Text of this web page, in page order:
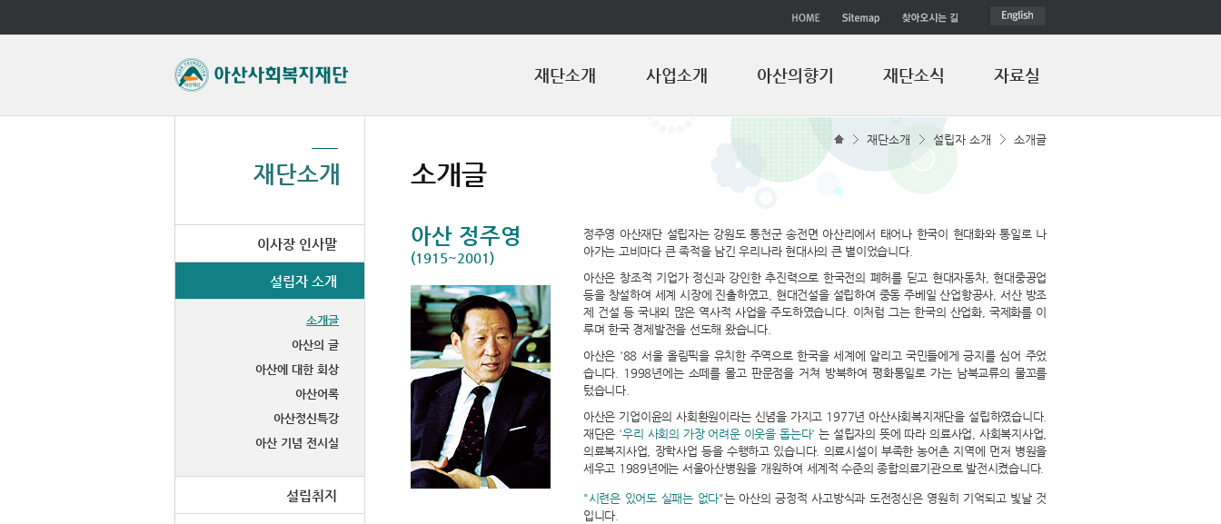
재단소개 사업소개 아산의향기 재단소식 자료실
재단소개 설립자 소개 소개글
재단소개
이사장 인사말
설립자 소개
소개글
아산의 글
아산에 대한 회상
아산어록
아산정신특강
아산 기념 전시실
설립취지
소개글
아산 정주영
(1915~2001)
정주영 아산재단 설립자는 강원도 통천군 송전면 아산리에서 태어나 한국이 현대화와 통일로 나
아가는 고비마다 큰 족적을 남긴 우리나라 현대사의 큰 별이었습니다.
아산은 창조적 기업가 정신과 강인한 추진력으로 한국전의 폐허를 딛고 현대자동차, 현대중공업
등을 창설하여 세계 시장에 진출하였고, 현대건설을 설립하여 중동 주베일 산업항공사, 서산 방조
제 건설 등 국내외 많은 역사적 사업을 주도하였습니다. 이처럼 그는 한국의 산업화, 국제화를 이
루며 한국 경제발전을 선도해 왔습니다.
아산은 '88 서울 올림픽을 유치한 주역으로 한국을 세계에 알리고 국민들에게 긍지를 심어 주었
습니다. 1998년에는 소떼를 몰고 판문점을 거쳐 방북하여 평화통일로 가는 남북교류의 물꼬를
텄습니다.
아산은 기업이윤의 사회환원이라는 신념을 가지고 1977년 아산사회복지재단을 설립하였습니다.
재단은 '우리 사회의 가장 어려운 이웃을 돕는다' 는 설립자의 뜻에 따라 의료사업, 사회복지사업,
의료복지사업, 장학사업 등을 수행하고 있습니다. 의료시설이 부족한 농어촌 지역에 먼저 병원을
세우고 1989년에는 서울아산병원을 개원하여 세계적 수준의 종합의료기관으로 발전시켰습니다.
"시련은 있어도 실패는 없다"는 아산의 긍정적 사고방식과 도전정신은 영원히 기억되고 빛날 것
입니다.